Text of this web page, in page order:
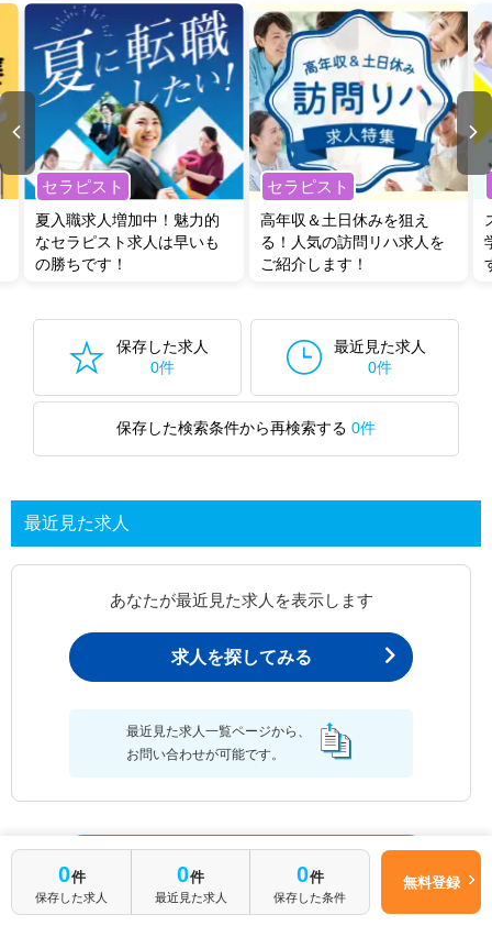
セラピスト
夏入職求人増加中！魅力的
なセラピスト求人は早いも
の勝ちです！
セラピスト
高年収＆土日休みを狙え
る！人気の訪問リハ求人を
ご紹介します！
保存した求人
0件
最近見た求人
0件
保存した検索条件から再検索する 0件
最近見た求人
あなたが最近見た求人を表示します
求人を探してみる
最近見た求人一覧ページから、
お問い合わせが可能です。
最近見た求人一覧
0件
保存した求人
0件
最近見た求人
0件
保存した条件
無料登録
無料転職サポートに申し込む
はじめて転職